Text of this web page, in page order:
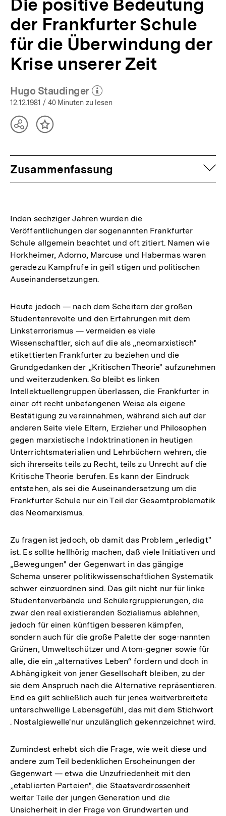
Die positive Bedeutung
der Frankfurter Schule
für die Überwindung der
Krise unserer Zeit
Hugo Staudinger
(Mehr zum Autor)
öffnen
12.12.1981 / 40 Minuten zu lesen
TeilenInhalt
Zusammenfassung
Inden sechziger Jahren wurden die
Veröffentlichungen der sogenannten Frankfurter
Schule allgemein beachtet und oft zitiert. Namen wie
Horkheimer, Adorno, Marcuse und Habermas waren
geradezu Kampfrufe in gei1 stigen und politischen
Auseinandersetzungen.
Heute jedoch — nach dem Scheitern der großen
Studentenrevolte und den Erfahrungen mit dem
Linksterrorismus — vermeiden es viele
Wissenschaftler, sich auf die als „neomarxistisch"
etikettierten Frankfurter zu beziehen und die
Grundgedanken der „Kritischen Theorie" aufzunehmen
und weiterzudenken. So bleibt es linken
Intellektuellengruppen überlassen, die Frankfurter in
einer oft recht unbefangenen Weise als eigene
Bestätigung zu vereinnahmen, während sich auf der
anderen Seite viele Eltern, Erzieher und Philosophen
gegen marxistische Indoktrinationen in heutigen
Unterrichtsmaterialien und Lehrbüchern wehren, die
sich ihrerseits teils zu Recht, teils zu Unrecht auf die
Kritische Theorie berufen. Es kann der Eindruck
entstehen, als sei die Auseinandersetzung um die
Frankfurter Schule nur ein Teil der Gesamtproblematik
des Neomarxismus.
Zu fragen ist jedoch, ob damit das Problem „erledigt"
ist. Es sollte hellhörig machen, daß viele Initiativen und
„Bewegungen" der Gegenwart in das gängige
Schema unserer politikwissenschaftlichen Systematik
schwer einzuordnen sind. Das gilt nicht nur für linke
Studentenverbände und Schülergruppierungen, die
zwar den real existierenden Sozialismus ablehnen,
jedoch für einen künftigen besseren kämpfen,
sondern auch für die große Palette der soge-nannten
Grünen, Umweltschützer und Atom-gegner sowie für
alle, die ein „alternatives Leben“ fordern und doch in
Abhängigkeit von jener Gesellschaft bleiben, zu der
sie dem Anspruch nach die Alternative repräsentieren.
End es gilt schließlich auch für jenes weitverbreitete
unterschwellige Lebensgefühl, das mit dem Stichwort
. Nostalgiewelle'nur unzulänglich gekennzeichnet wird.
Zumindest erhebt sich die Frage, wie weit diese und
andere zum Teil bedenklichen Erscheinungen der
Gegenwart — etwa die Unzufriedenheit mit den
„etablierten Parteien", die Staatsverdrossenheit
weiter Teile der jungen Generation und die
Unsicherheit in der Frage von Grundwerten und